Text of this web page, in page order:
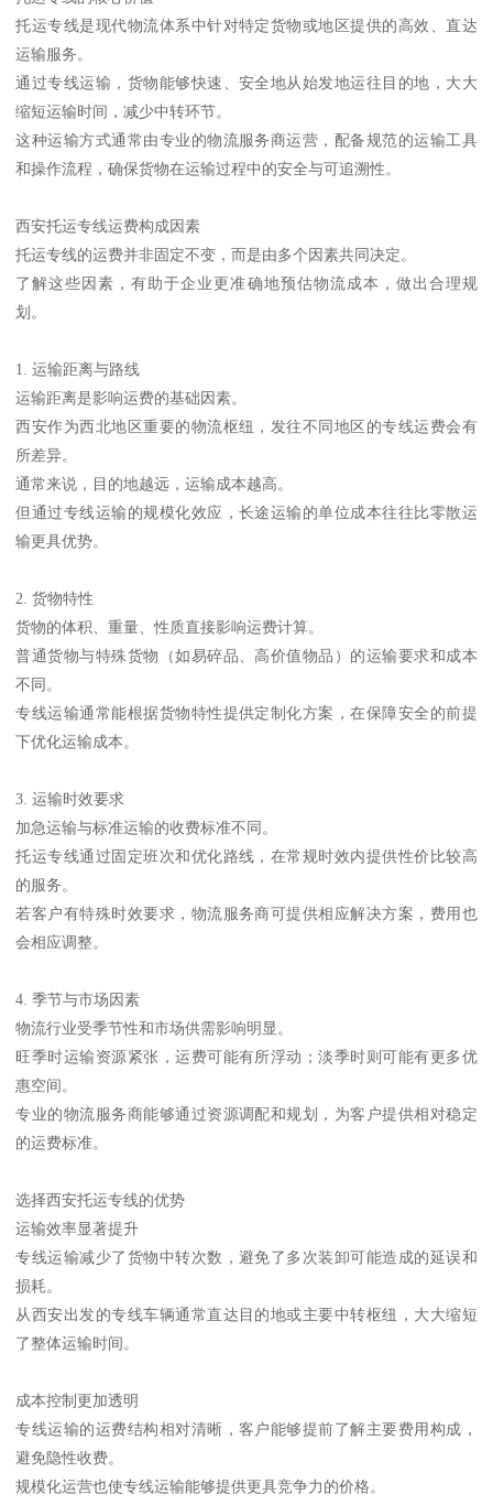
托运专线是现代物流体系中针对特定货物或地区提供的高效、直达
运输服务。
通过专线运输，货物能够快速、安全地从始发地运往目的地，大大
缩短运输时间，减少中转环节。
这种运输方式通常由专业的物流服务商运营，配备规范的运输工具
和操作流程，确保货物在运输过程中的安全与可追溯性。
西安托运专线运费构成因素
托运专线的运费并非固定不变，而是由多个因素共同决定。
了解这些因素，有助于企业更准确地预估物流成本，做出合理规
划。
1. 运输距离与路线
运输距离是影响运费的基础因素。
西安作为西北地区重要的物流枢纽，发往不同地区的专线运费会有
所差异。
通常来说，目的地越远，运输成本越高。
但通过专线运输的规模化效应，长途运输的单位成本往往比零散运
输更具优势。
2. 货物特性
货物的体积、重量、性质直接影响运费计算。
普通货物与特殊货物（如易碎品、高价值物品）的运输要求和成本
不同。
专线运输通常能根据货物特性提供定制化方案，在保障安全的前提
下优化运输成本。
3. 运输时效要求
加急运输与标准运输的收费标准不同。
托运专线通过固定班次和优化路线，在常规时效内提供性价比较高
的服务。
若客户有特殊时效要求，物流服务商可提供相应解决方案，费用也
会相应调整。
4. 季节与市场因素
物流行业受季节性和市场供需影响明显。
旺季时运输资源紧张，运费可能有所浮动；淡季时则可能有更多优
惠空间。
专业的物流服务商能够通过资源调配和规划，为客户提供相对稳定
的运费标准。
选择西安托运专线的优势
运输效率显著提升
专线运输减少了货物中转次数，避免了多次装卸可能造成的延误和
损耗。
从西安出发的专线车辆通常直达目的地或主要中转枢纽，大大缩短
了整体运输时间。
成本控制更加透明
专线运输的运费结构相对清晰，客户能够提前了解主要费用构成，
避免隐性收费。
规模化运营也使专线运输能够提供更具竞争力的价格。